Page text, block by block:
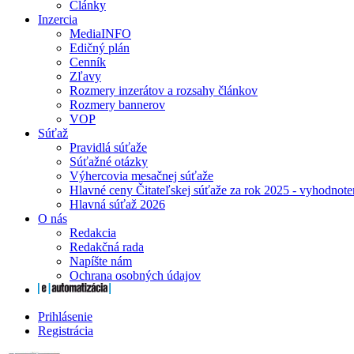
Články
Inzercia
MediaINFO
Edičný plán
Cenník
Zľavy
Rozmery inzerátov a rozsahy článkov
Rozmery bannerov
VOP
Súťaž
Pravidlá súťaže
Súťažné otázky
Výhercovia mesačnej súťaže
Hlavné ceny Čitateľskej súťaže za rok 2025 -
Hlavná súťaž 2026
O nás
Redakcia
Redakčná rada
Napíšte nám
Ochrana osobných údajov
Prihlásenie
Registrácia